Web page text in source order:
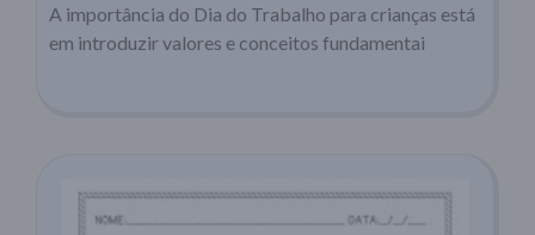
A importância do Dia do Trabalho para crianças está
em introduzir valores e conceitos fundamentai